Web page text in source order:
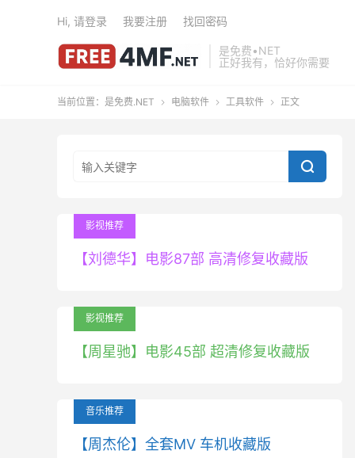
是免费•NET
正好我有，恰好你需要
Hi, 请登录 我要注册 找回密码
当前位置： 是免费.NET  电脑软件  工具软件  正文

影视推荐
【刘德华】电影87部 高清修复收藏版
影视推荐
【周星驰】电影45部 超清修复收藏版
音乐推荐
【周杰伦】全套MV 车机收藏版